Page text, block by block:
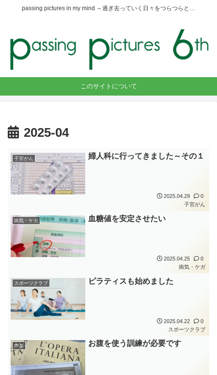
passing pictures in my mind ～過ぎ去っていく日々をつらつらと…
このサイトについて
2025-04
子宮がん 婦人科に行ってきました～その１
2025.04.29
0
子宮がん
病気・ケガ 血糖値を安定させたい
2025.04.25
0
病気・ケガ
スポーツクラブ ピラティスも始めました
2025.04.22
0
スポーツクラブ
声楽 お腹を使う訓練が必要です